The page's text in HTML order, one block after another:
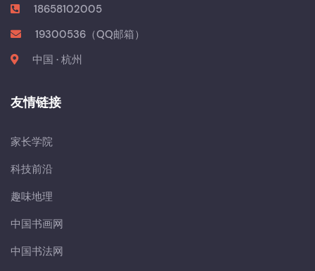
18658102005
19300536（QQ邮箱）
中国 · 杭州
友情链接
家长学院
科技前沿
趣味地理
中国书画网
中国书法网